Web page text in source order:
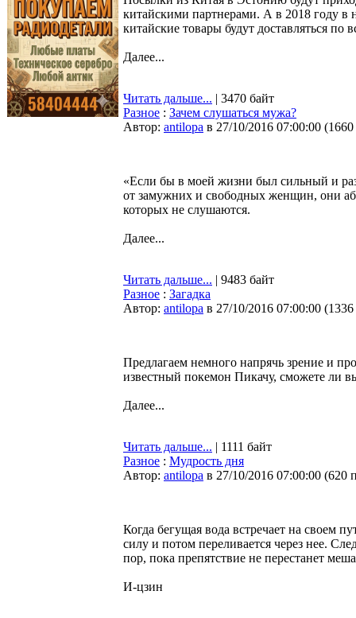
китайскими партнерами. А в 2018 году в
китайские товары будут доставляться по
Далее...
Читать дальше... | 3470 байт
Разное : Зачем слушаться мужа?
Автор: antilopa в 27/10/2016 07:00:00 (
«Если бы в моей жизни был сильный и
от замужних и свободных женщин, они
которых не слушаются.
Далее...
Читать дальше... | 9483 байт
Разное : Загадка
Автор: antilopa в 27/10/2016 07:00:00 (
Предлагаем немного напрячь зрение и
известный покемон Пикачу, сможете ли
Далее...
Читать дальше... | 1111 байт
Разное : Мудрость дня
Автор: antilopa в 27/10/2016 07:00:00 (620
Когда бегущая вода встречает на своем
силу и потом переливается через нее.
пор, пока препятствие не перестанет
И-цзин